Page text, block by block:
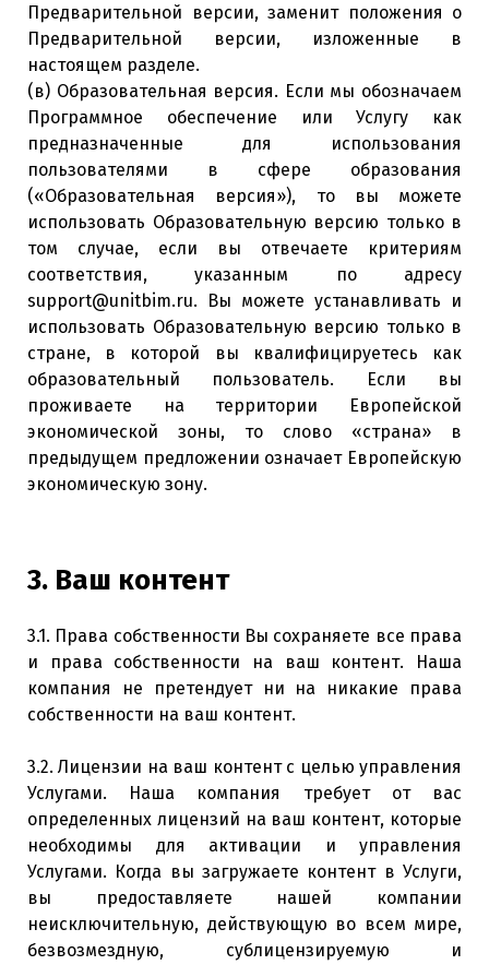
Предварительной версии, заменит положения о
Предварительной версии, изложенные в
настоящем разделе.
(в) Образовательная версия. Если мы обозначаем
Программное обеспечение или Услугу как
предназначенные для использования
пользователями в сфере образования
(«Образовательная версия»), то вы можете
использовать Образовательную версию только в
том случае, если вы отвечаете критериям
соответствия, указанным по адресу
support@unitbim.ru. Вы можете устанавливать и
использовать Образовательную версию только в
стране, в которой вы квалифицируетесь как
образовательный пользователь. Если вы
проживаете на территории Европейской
экономической зоны, то слово «страна» в
предыдущем предложении означает Европейскую
экономическую зону.
3. Ваш контент
3.1. Права собственности Вы сохраняете все права
и права собственности на ваш контент. Наша
компания не претендует ни на никакие права
собственности на ваш контент.
3.2. Лицензии на ваш контент с целью управления
Услугами. Наша компания требует от вас
определенных лицензий на ваш контент, которые
необходимы для активации и управления
Услугами. Когда вы загружаете контент в Услуги,
вы предоставляете нашей компании
неисключительную, действующую во всем мире,
безвозмездную, сублицензируемую и